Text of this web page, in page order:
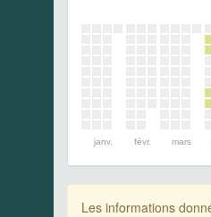
janv. févr. mars
Les informations